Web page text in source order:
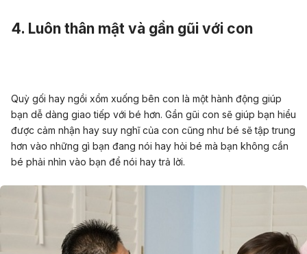
4. Luôn thân mật và gần gũi với con
Quỳ gối hay ngồi xổm xuống bên con là một hành động giúp
bạn dễ dàng giao tiếp với bé hơn. Gần gũi con sẽ giúp bạn hiểu
được cảm nhận hay suy nghĩ của con cũng như bé sẽ tập trung
hơn vào những gì bạn đang nói hay hỏi bé mà bạn không cần
bé phải nhìn vào bạn để nói hay trả lời.